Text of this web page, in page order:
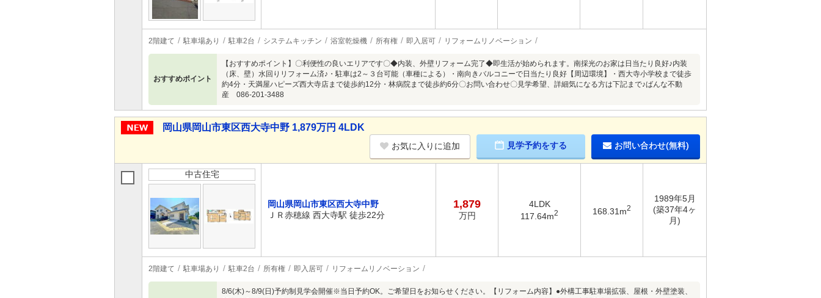
2階建て 駐車場あり 駐車2台 システムキッチン 浴室乾燥機 所有権 即入居可 リフォームリノベーション
おすすめポイント
【おすすめポイント】〇利便性の良いエリアです〇◆内装、外壁リフォーム完了◆即生活が始められます。南採光のお家は日当たり良好♪内装
（床、壁）水回りリフォーム済♪・駐車は2～３台可能（車種による）・南向きバルコニーで日当たり良好【周辺環境】・西大寺小学校まで徒歩
約4分・天満屋ハピーズ西大寺店まで徒歩約12分・林病院まで徒歩約6分〇お問い合わせ〇見学希望、詳細気になる方は下記まで♪ばんな不動
産 086-201-3488
岡山県岡山市東区西大寺中野 1,879万円 4LDK
お気に入りに追加 見学予約をする お問い合わせ(無料)
中古住宅
岡山県岡山市東区西大寺中野
ＪＲ赤穂線 西大寺駅 徒歩22分
1,879
万円
4LDK
117.64m2 168.31m2
1989年5月
(築37年4ヶ
月)
2階建て 駐車場あり 駐車2台 所有権 即入居可 リフォームリノベーション
8/6(木)～8/9(日)予約制見学会開催※当日予約OK。ご希望日をお知らせください。【リフォーム内容】●外構工事駐車場拡張、屋根・外壁塗装、